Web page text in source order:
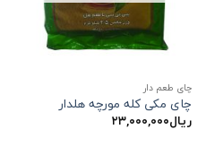
چای طعم دار
چای مکی کله مورچه هلدار
ریال۲۳,۰۰۰,۰۰۰